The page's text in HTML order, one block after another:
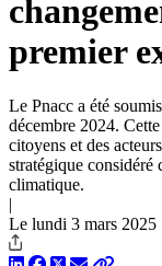
premier
Le Pnacc a été
décembre 2024.
citoyens et des
stratégique considéré
climatique.
|
Le lundi 3 mars 2025